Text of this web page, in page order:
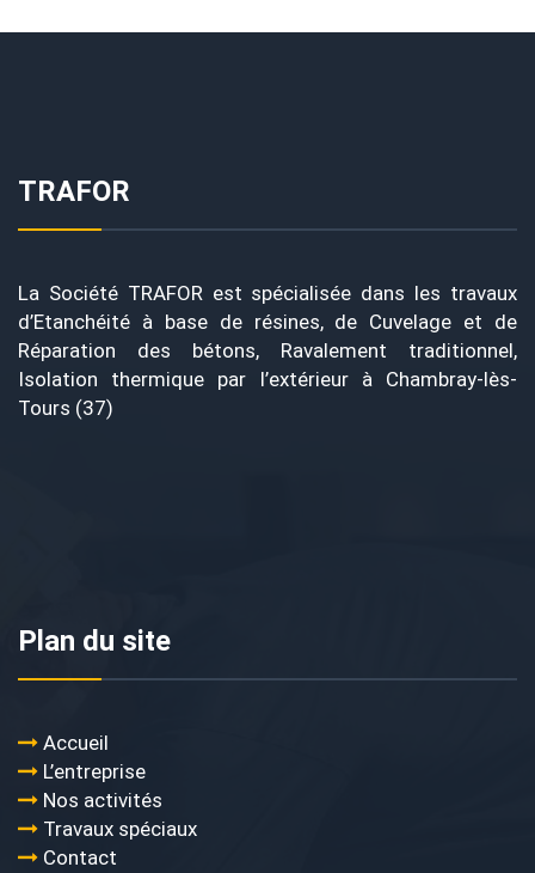
TRAFOR
La Société TRAFOR est spécialisée dans les travaux
d’Etanchéité à base de résines, de Cuvelage et de
Réparation des bétons, Ravalement traditionnel,
Isolation thermique par l’extérieur à Chambray-lès-
Tours (37)
Plan du site
Accueil
L’entreprise
Nos activités
Travaux spéciaux
Contact